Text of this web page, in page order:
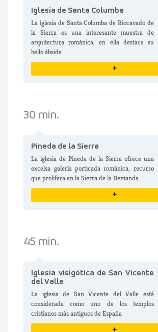
Iglesia de Santa Columba
La iglesia de Santa Columba de Riocavado de
la Sierra es una interesante muestra de
arquitectura románica, en ella destaca su
bello ábside
+
30 min.
Pineda de la Sierra
La iglesia de Pineda de la Sierra ofrece una
excelsa galería porticada románica, recurso
que prolifera en la Sierra de la Demanda
+
45 min.
Iglesia visigótica de San Vicente
del Valle
La iglesia de San Vicente del Valle está
considerada como uno de los templos
cristianos más antiguos de España
+